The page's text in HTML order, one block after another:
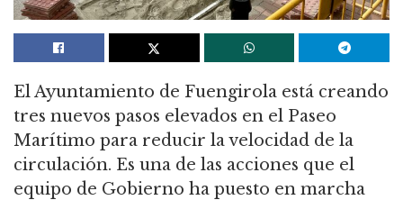
El Ayuntamiento de Fuengirola está creando
tres nuevos pasos elevados en el Paseo
Marítimo para reducir la velocidad de la
circulación. Es una de las acciones que el
equipo de Gobierno ha puesto en marcha